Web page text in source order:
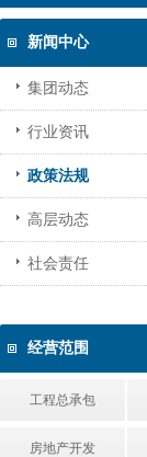
新闻中心
集团动态
行业资讯
政策法规
高层动态
社会责任
经营范围
工程总承包
房地产开发